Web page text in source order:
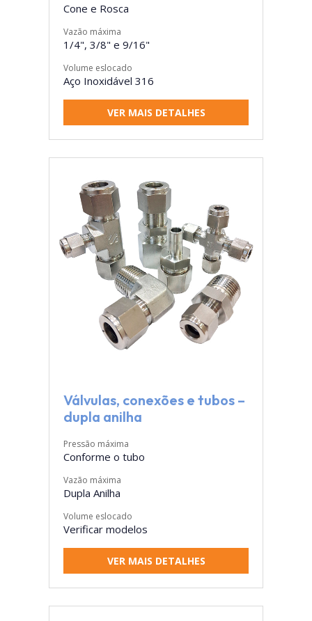
Cone e Rosca
Vazão máxima
1/4", 3/8" e 9/16"
Volume eslocado
Aço Inoxidável 316
VER MAIS DETALHES
Válvulas, conexões e tubos –
dupla anilha
Pressão máxima
Conforme o tubo
Vazão máxima
Dupla Anilha
Volume eslocado
Verificar modelos
VER MAIS DETALHES